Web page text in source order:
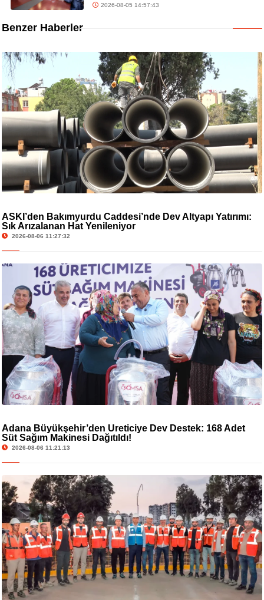
2026-08-05 14:57:43
Benzer Haberler
ASKİ’den Bakımyurdu Caddesi’nde Dev Altyapı Yatırımı:
Sık Arızalanan Hat Yenileniyor
2026-08-06 11:27:32
Adana Büyükşehir’den Üreticiye Dev Destek: 168 Adet
Süt Sağım Makinesi Dağıtıldı!
2026-08-06 11:21:13